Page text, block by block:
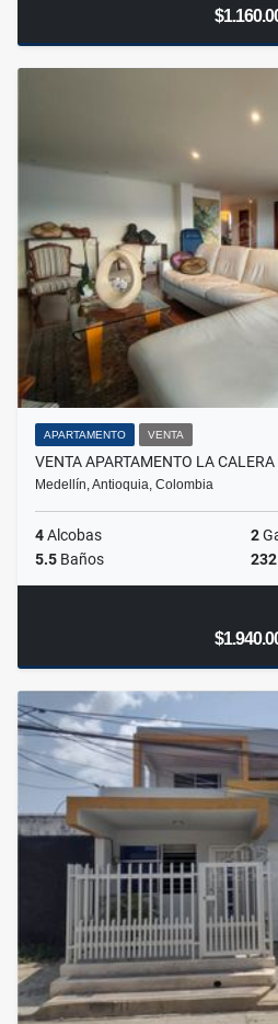
APARTAMENTO VENTA
VENTA APARTAMENTO LA
Medellín, Antioquia, Colombia
4Alcobas 2
5.5 Baños 232